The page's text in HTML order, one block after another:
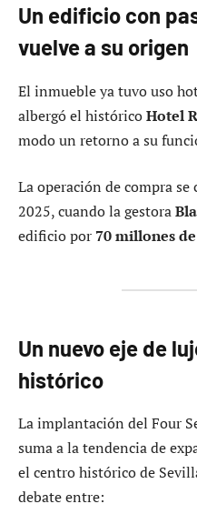
Un edificio con
vuelve a su origen
El inmueble ya tuvo uso
albergó el históricoHotel
modo un retorno a su
La operación de compra
2025, cuando la gestora
edificio por70 millones
Un nuevo eje de
histórico
La implantación del Four
suma a la tendencia de
el centro histórico de
debate entre: